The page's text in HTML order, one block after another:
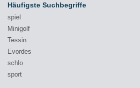
Häufigste Suchbegriffe
spiel
Minigolf
Tessin
Evordes
schlo
sport